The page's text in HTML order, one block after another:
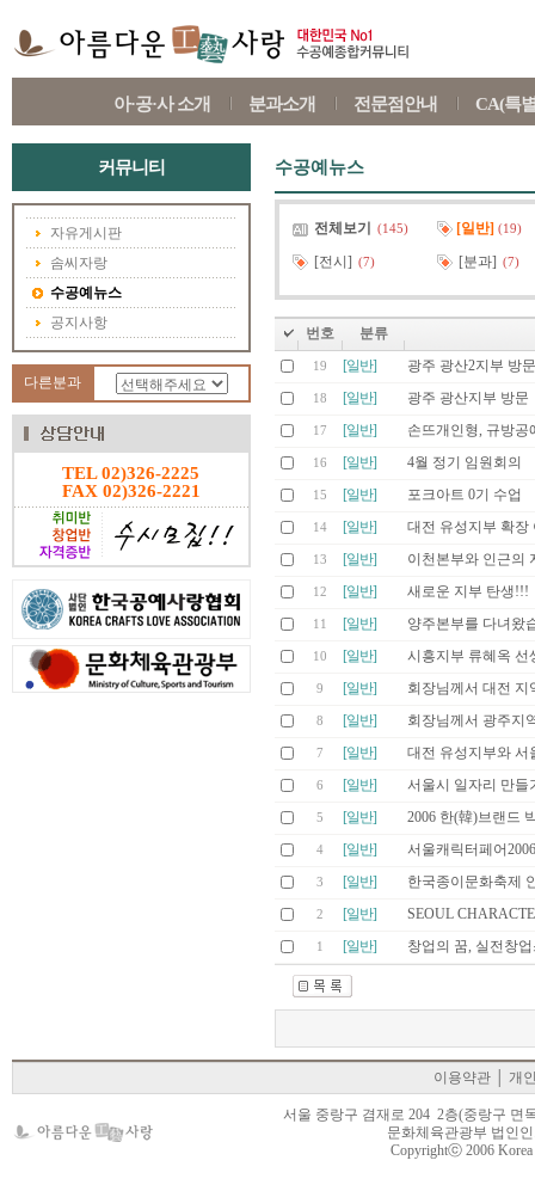
아·공·사 소개 분과소개 전문점안내 CA(특
커뮤니티
자유게시판
솜씨자랑
수공예뉴스
공지사항
다른분과
TEL 02)326-2225
FAX 02)326-2221
수공예뉴스
전체보기 (145) [일반] (19)
[전시] (7) [분과] (7)
번호 분류
19 [일반] 광주 광산2지부 방
18 [일반] 광주 광산지부 방문
17 [일반] 손뜨개인형, 규방공
16 [일반] 4월 정기 임원회의
15 [일반] 포크아트 0기 수업
14 [일반] 대전 유성지부 확장
13 [일반] 이천본부와 인근의
12 [일반] 새로운 지부 탄생!!!
11 [일반] 양주본부를 다녀왔
10 [일반] 시흥지부 류혜옥 선
9 [일반] 회장님께서 대전 지
8 [일반] 회장님께서 광주지
7 [일반] 대전 유성지부와
6 [일반] 서울시 일자리 만들
5 [일반] 2006 한(韓)브랜드
4 [일반] 서울캐릭터페어
3 [일반] 한국종이문화축제
2 [일반] SEOUL
1 [일반] 창업의 꿈, 실전창
이용약관 │개
서울 중랑구 겸재로 204 2층(중랑구 면
문화체육관광부 법인
Copyrightⓒ 2006 Korea